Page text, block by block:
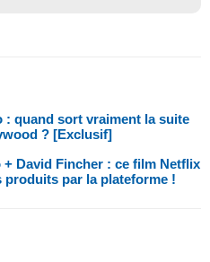
: quand sort vraiment la suite
? [Exclusif]
David Fincher : ce film Netflix
produits par la plateforme !